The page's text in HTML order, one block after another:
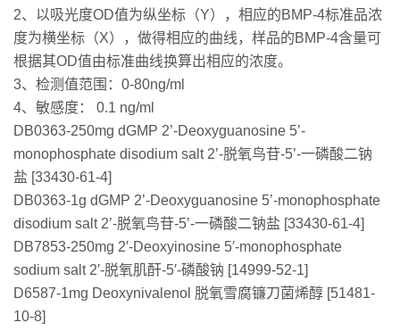
2、以吸光度OD值为纵坐标（Y），相应的BMP-4标准品浓
度为横坐标（X），做得相应的曲线，样品的BMP-4含量可
根据其OD值由标准曲线换算出相应的浓度。
3、检测值范围：0-80ng/ml
4、敏感度： 0.1 ng/ml
DB0363-250mg dGMP 2’-Deoxyguanosine 5’-
monophosphate disodium salt 2’-脱氧鸟苷-5’-一磷酸二钠
盐 [33430-61-4]
DB0363-1g dGMP 2’-Deoxyguanosine 5’-monophosphate
disodium salt 2’-脱氧鸟苷-5’-一磷酸二钠盐 [33430-61-4]
DB7853-250mg 2′-Deoxyinosine 5′-monophosphate
sodium salt 2′-脱氧肌酐-5′-磷酸钠 [14999-52-1]
D6587-1mg Deoxynivalenol 脱氧雪腐镰刀菌烯醇 [51481-
10-8]